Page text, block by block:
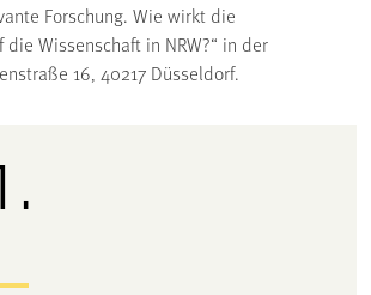
Forschung. Wie wirkt die
Wissenschaft in NRW?“ in der
16, 40217 Düsseldorf.